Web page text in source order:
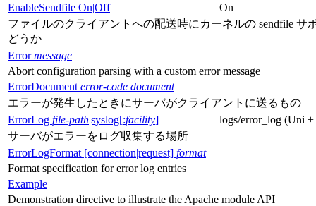
EnableSendfile On|Off
On
ファイルのクライアントへの配送時にカーネルの sendfile サ
どうか
Errormessage
Abort configuration parsing with a custom error message
ErrorDocument error-code document
エラーが発生したときにサーバがクライアントに送るもの
ErrorLog file-path|syslog[:facility]
logs/error_log (Uni +
サーバがエラーをログ収集する場所
ErrorLogFormat [connection|request] format
Format specification for error log entries
Example
Demonstration directive to illustrate the Apache module API